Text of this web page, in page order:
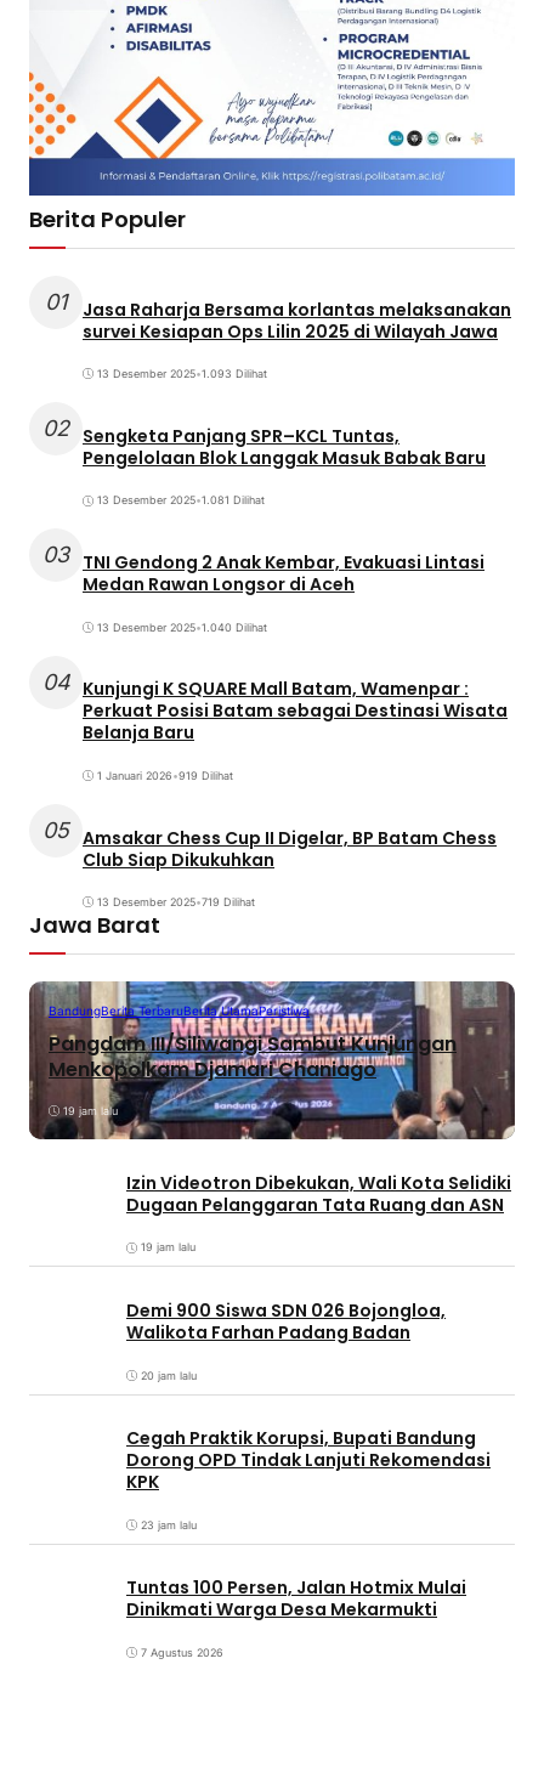
Berita Populer
01
Jasa Raharja Bersama korlantas melaksanakan
survei Kesiapan Ops Lilin 2025 di Wilayah Jawa
13 Desember 2025•1.093 Dilihat
02 Sengketa Panjang SPR–KCL Tuntas,
Pengelolaan Blok Langgak Masuk Babak Baru
13 Desember 2025•1.081 Dilihat
03 TNI Gendong 2 Anak Kembar, Evakuasi Lintasi
Medan Rawan Longsor di Aceh
13 Desember 2025•1.040 Dilihat
04 Kunjungi K SQUARE Mall Batam, Wamenpar :
Perkuat Posisi Batam sebagai Destinasi Wisata
Belanja Baru
1 Januari 2026•919 Dilihat
05 Amsakar Chess Cup II Digelar, BP Batam Chess
Club Siap Dikukuhkan
13 Desember 2025•719 Dilihat
Jawa Barat
BandungBerita TerbaruBerita UtamaPeristiwa
Pangdam III/Siliwangi Sambut Kunjungan
Menkopolkam Djamari Chaniago
19 jam lalu
Izin Videotron Dibekukan, Wali Kota Selidiki
Dugaan Pelanggaran Tata Ruang dan ASN
19 jam lalu
Demi 900 Siswa SDN 026 Bojongloa,
Walikota Farhan Padang Badan
20 jam lalu
Cegah Praktik Korupsi, Bupati Bandung
Dorong OPD Tindak Lanjuti Rekomendasi
KPK
23 jam lalu
Tuntas 100 Persen, Jalan Hotmix Mulai
Dinikmati Warga Desa Mekarmukti
7 Agustus 2026